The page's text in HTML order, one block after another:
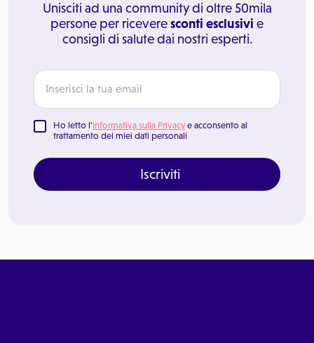
Unisciti ad una community di oltre 50mila
persone per riceveresconti esclusivi e
consigli di salute dai nostri esperti.
Ho letto l'Informativa sulla Privacy e acconsento al
trattamento dei miei dati personali
Iscriviti